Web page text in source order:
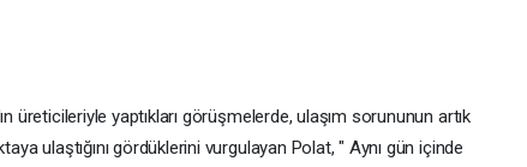
üreticileriyle yaptıkları görüşmelerde, ulaşım sorununun artık
ulaştığını gördüklerini vurgulayan Polat, " Aynı gün içinde